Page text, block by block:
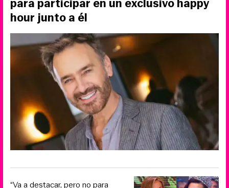
para participar en un exclusivo happy
hour junto a él
“Va a destacar, pero no para